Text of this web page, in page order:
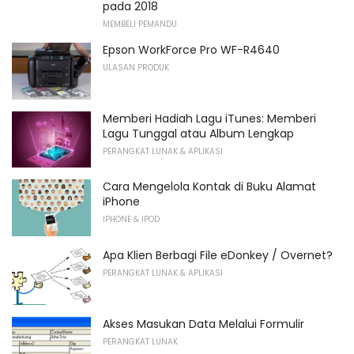
pada 2018
MEMBELI PEMANDU
Epson WorkForce Pro WF-R4640
ULASAN PRODUK
Memberi Hadiah Lagu iTunes: Memberi
Lagu Tunggal atau Album Lengkap
PERANGKAT LUNAK & APLIKASI
Cara Mengelola Kontak di Buku Alamat
iPhone
IPHONE & IPOD
Apa Klien Berbagi File eDonkey / Overnet?
PERANGKAT LUNAK & APLIKASI
Akses Masukan Data Melalui Formulir
PERANGKAT LUNAK